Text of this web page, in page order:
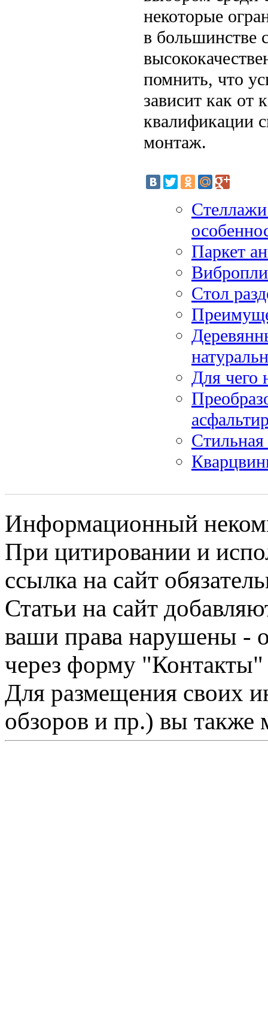
некоторые
в большинстве
помнить, что
зависит как от
квалификации
монтаж.
Паркет
Стол
Для чего
Информационный
При цитировании и
ссылка на сайт
Статьи на сайт
ваши права нарушены -
через форму "Контакты"
Для размещения своих
обзоров и пр.) вы также